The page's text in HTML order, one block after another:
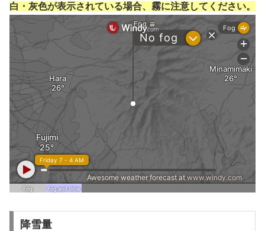
白・灰色が表示されている場合、霧に注意してください。
降雪量